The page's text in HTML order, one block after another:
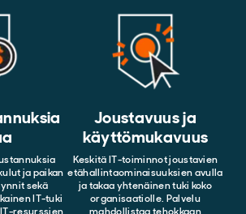
ja paikan
sekä
IT-tuki
Joustavuus ja
käyttömukavuus
Keskitä IT-toiminnot joustavien
etähallintaominaisuuksien avulla
ja takaa yhtenäinen tuki koko
organisaatiolle. Palvelu